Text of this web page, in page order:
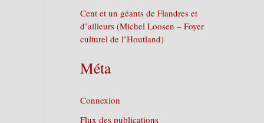
Cent et un géants de Flandres et
d’ailleurs (Michel Loosen – Foyer
culturel de l’Houtland)
Méta
Connexion
Flux des publications